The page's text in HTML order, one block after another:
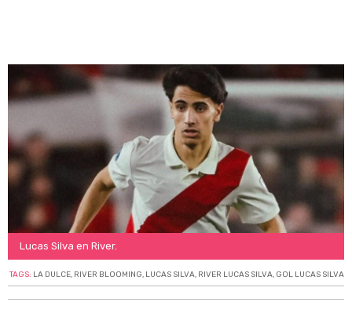
Lucas Silva en River.
TAGS: LA DULCE, RIVER BLOOMING, LUCAS SILVA, RIVER LUCAS SILVA, GOL LUCAS SILVA